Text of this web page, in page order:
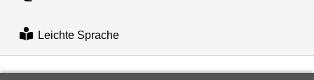
Leichte Sprache